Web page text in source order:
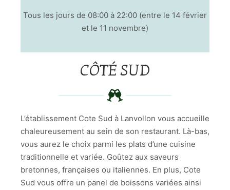
Tous les jours de 08:00 à 22:00 (entre le 14 février
et le 11 novembre)
CÔTÉ SUD
L’établissement Cote Sud à Lanvollon vous accueille
chaleureusement au sein de son restaurant. Là-bas,
vous aurez le choix parmi les plats d’une cuisine
traditionnelle et variée. Goûtez aux saveurs
bretonnes, françaises ou italiennes. En plus, Cote
Sud vous offre un panel de boissons variées ainsi